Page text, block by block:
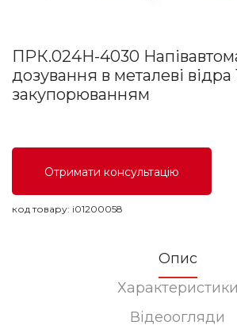
ПРК.024Н-4030
дозування в металеві відра
закупорюванням
Отримати консультацію
код товару: i01200058
Опис
Характеристики
Відеоогляди